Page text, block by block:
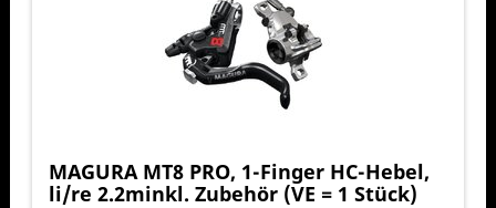
MAGURA MT8 PRO, 1-Finger HC-Hebel,
li/re 2.2minkl. Zubehör (VE = 1 Stück)